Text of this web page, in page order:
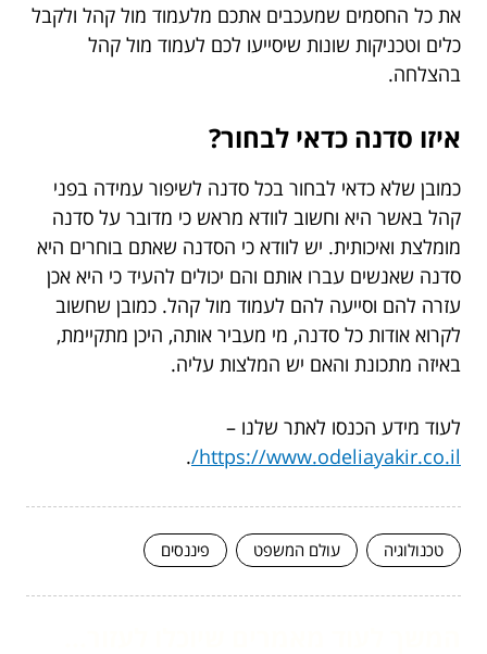
את כל החסמים שמעכבים אתכם מלעמוד מול קהל ולקבל
כלים וטכניקות שונות שיסייעו לכם לעמוד מול קהל
בהצלחה.
איזו סדנה כדאי לבחור?
כמובן שלא כדאי לבחור בכל סדנה לשיפור עמידה בפני
קהל באשר היא וחשוב לוודא מראש כי מדובר על סדנה
מומלצת ואיכותית. יש לוודא כי הסדנה שאתם בוחרים היא
סדנה שאנשים עברו אותם והם יכולים להעיד כי היא אכן
עזרה להם וסייעה להם לעמוד מול קהל. כמובן שחשוב
לקרוא אודות כל סדנה, מי מעביר אותה, היכן מתקיימת,
באיזה מתכונת והאם יש המלצות עליה.
לעוד מידע הכנסו לאתר שלנו –
https://www.odeliayakir.co.il/
.
טכנולוגיה עולם המשפט פיננסים